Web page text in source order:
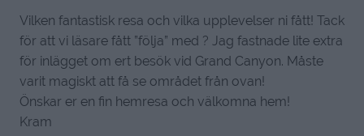
Vilken fantastisk resa och vilka upplevelser ni fått! Tack
för att vi läsare fått ”följa” med ? Jag fastnade lite extra
för inlägget om ert besök vid Grand Canyon. Måste
varit magiskt att få se området från ovan!
Önskar er en fin hemresa och välkomna hem!
Kram